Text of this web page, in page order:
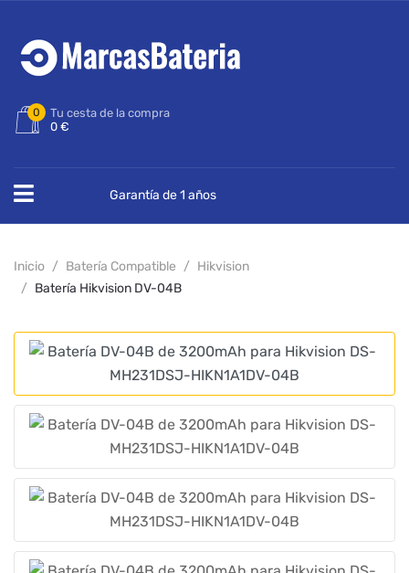
0
Tu cesta de la compra
0 €
Garantía de 1 años
Inicio Batería Compatible
Hikvision
Batería Hikvision DV-04B